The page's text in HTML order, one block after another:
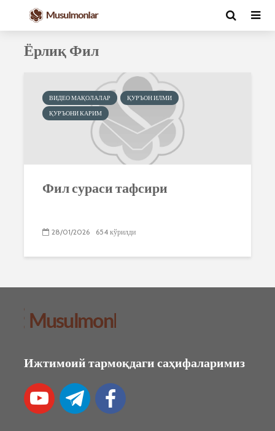
Ёрлиқ Фил
ВИДЕО МАҚОЛАЛАР
ҚУРЪОН ИЛМИ
ҚУРЪОНИ КАРИМ
Фил сураси тафсири
28/01/2026 654 кўрилди
Ижтимоий тармоқдаги саҳифаларимиз